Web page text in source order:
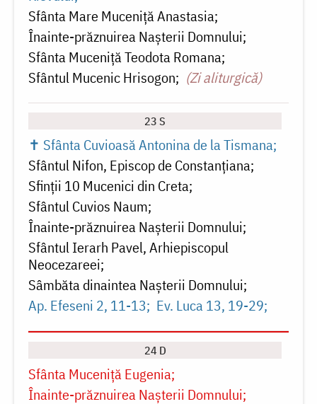
Sfânta Mare Muceniță Anastasia
Înainte-prăznuirea Naşterii Domnului
Sfânta Muceniță Teodota Romana
Sfântul Mucenic Hrisogon
(Zi aliturgică)
23 S
✝ Sfânta Cuvioasă Antonina de la Tismana
Sfântul Nifon, Episcop de Constanțiana
Sfinții 10 Mucenici din Creta
Sfântul Cuvios Naum
Înainte-prăznuirea Naşterii Domnului
Sfântul Ierarh Pavel, Arhiepiscopul
Neocezareei
Sâmbăta dinaintea Naşterii Domnului
Ap. Efeseni 2, 11-13
Ev. Luca 13, 19-29
24 D
Sfânta Muceniță Eugenia
Înainte-prăznuirea Naşterii Domnului